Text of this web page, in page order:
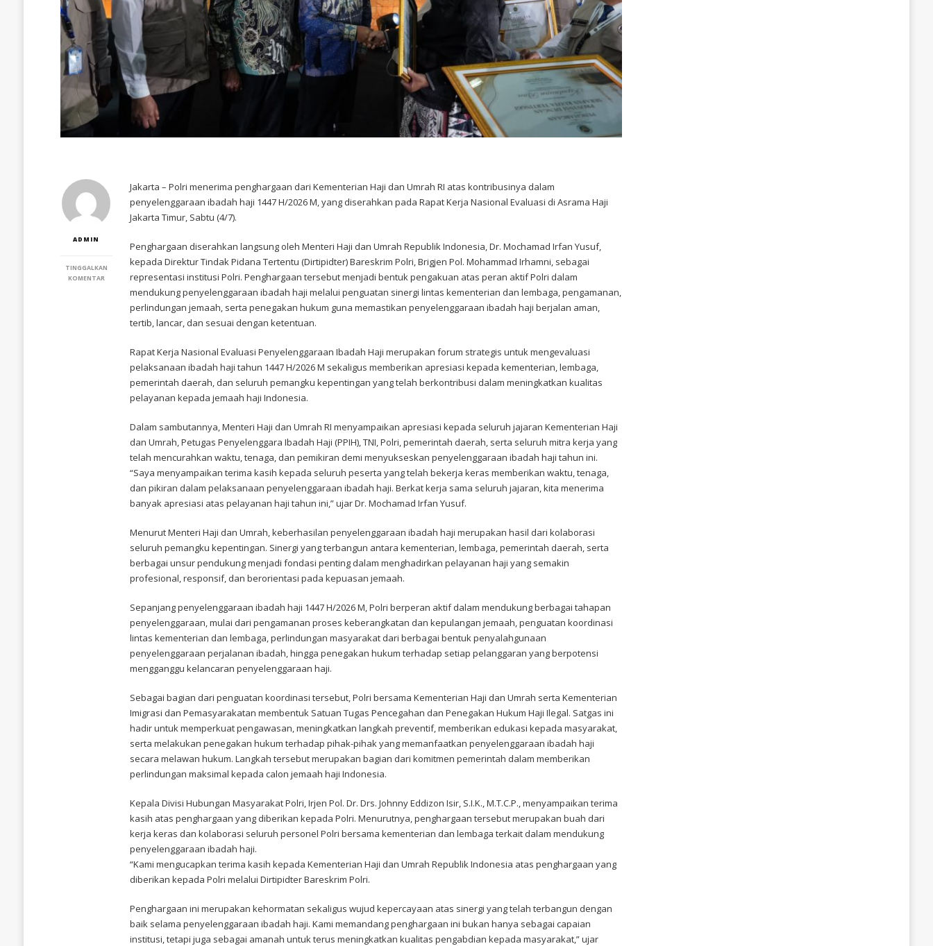
ADMIN
TINGGALKAN
KOMENTARPADA
PENYELENGGARAAN
KEMENTERIAN
Jakarta – Polri menerima penghargaan dari Kementerian Haji dan Umrah RI atas kontribusinya dalam
penyelenggaraan ibadah haji 1447 H/2026 M, yang diserahkan pada Rapat Kerja Nasional Evaluasi di Asrama Haji
Jakarta Timur, Sabtu (4/7).
Penghargaan diserahkan langsung oleh Menteri Haji dan Umrah Republik Indonesia, Dr. Mochamad Irfan Yusuf,
kepada Direktur Tindak Pidana Tertentu (Dirtipidter) Bareskrim Polri, Brigjen Pol. Mohammad Irhamni, sebagai
representasi institusi Polri. Penghargaan tersebut menjadi bentuk pengakuan atas peran aktif Polri dalam
mendukung penyelenggaraan ibadah haji melalui penguatan sinergi lintas kementerian dan lembaga, pengamanan,
perlindungan jemaah, serta penegakan hukum guna memastikan penyelenggaraan ibadah haji berjalan aman,
tertib, lancar, dan sesuai dengan ketentuan.
Rapat Kerja Nasional Evaluasi Penyelenggaraan Ibadah Haji merupakan forum strategis untuk mengevaluasi
pelaksanaan ibadah haji tahun 1447 H/2026 M sekaligus memberikan apresiasi kepada kementerian, lembaga,
pemerintah daerah, dan seluruh pemangku kepentingan yang telah berkontribusi dalam meningkatkan kualitas
pelayanan kepada jemaah haji Indonesia.
Dalam sambutannya, Menteri Haji dan Umrah RI menyampaikan apresiasi kepada seluruh jajaran Kementerian Haji
dan Umrah, Petugas Penyelenggara Ibadah Haji (PPIH), TNI, Polri, pemerintah daerah, serta seluruh mitra kerja yang
telah mencurahkan waktu, tenaga, dan pemikiran demi menyukseskan penyelenggaraan ibadah haji tahun ini.
“Saya menyampaikan terima kasih kepada seluruh peserta yang telah bekerja keras memberikan waktu, tenaga,
dan pikiran dalam pelaksanaan penyelenggaraan ibadah haji. Berkat kerja sama seluruh jajaran, kita menerima
banyak apresiasi atas pelayanan haji tahun ini,” ujar Dr. Mochamad Irfan Yusuf.
Menurut Menteri Haji dan Umrah, keberhasilan penyelenggaraan ibadah haji merupakan hasil dari kolaborasi
seluruh pemangku kepentingan. Sinergi yang terbangun antara kementerian, lembaga, pemerintah daerah, serta
berbagai unsur pendukung menjadi fondasi penting dalam menghadirkan pelayanan haji yang semakin
profesional, responsif, dan berorientasi pada kepuasan jemaah.
Sepanjang penyelenggaraan ibadah haji 1447 H/2026 M, Polri berperan aktif dalam mendukung berbagai tahapan
penyelenggaraan, mulai dari pengamanan proses keberangkatan dan kepulangan jemaah, penguatan koordinasi
lintas kementerian dan lembaga, perlindungan masyarakat dari berbagai bentuk penyalahgunaan
penyelenggaraan perjalanan ibadah, hingga penegakan hukum terhadap setiap pelanggaran yang berpotensi
mengganggu kelancaran penyelenggaraan haji.
Sebagai bagian dari penguatan koordinasi tersebut, Polri bersama Kementerian Haji dan Umrah serta Kementerian
Imigrasi dan Pemasyarakatan membentuk Satuan Tugas Pencegahan dan Penegakan Hukum Haji Ilegal. Satgas ini
hadir untuk memperkuat pengawasan, meningkatkan langkah preventif, memberikan edukasi kepada masyarakat,
serta melakukan penegakan hukum terhadap pihak-pihak yang memanfaatkan penyelenggaraan ibadah haji
secara melawan hukum. Langkah tersebut merupakan bagian dari komitmen pemerintah dalam memberikan
perlindungan maksimal kepada calon jemaah haji Indonesia.
Kepala Divisi Hubungan Masyarakat Polri, Irjen Pol. Dr. Drs. Johnny Eddizon Isir, S.I.K., M.T.C.P., menyampaikan terima
kasih atas penghargaan yang diberikan kepada Polri. Menurutnya, penghargaan tersebut merupakan buah dari
kerja keras dan kolaborasi seluruh personel Polri bersama kementerian dan lembaga terkait dalam mendukung
penyelenggaraan ibadah haji.
“Kami mengucapkan terima kasih kepada Kementerian Haji dan Umrah Republik Indonesia atas penghargaan yang
diberikan kepada Polri melalui Dirtipidter Bareskrim Polri.
Penghargaan ini merupakan kehormatan sekaligus wujud kepercayaan atas sinergi yang telah terbangun dengan
baik selama penyelenggaraan ibadah haji. Kami memandang penghargaan ini bukan hanya sebagai capaian
institusi, tetapi juga sebagai amanah untuk terus meningkatkan kualitas pengabdian kepada masyarakat,” ujar